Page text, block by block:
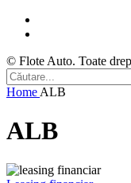
© Flote Auto. Toate
Home ALB
ALB